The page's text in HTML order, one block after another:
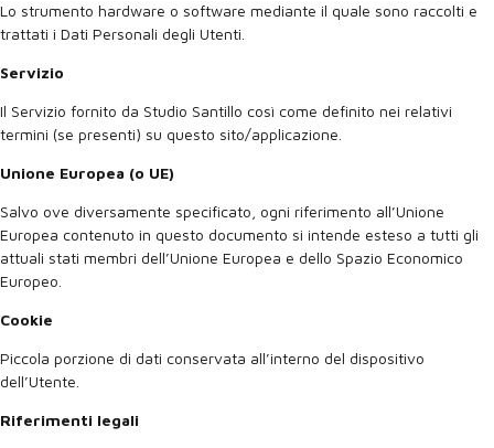
Lo strumento hardware o software mediante il quale sono raccolti e
trattati i Dati Personali degli Utenti.
Servizio
Il Servizio fornito da Studio Santillo così come definito nei relativi
termini (se presenti) su questo sito/applicazione.
Unione Europea (o UE)
Salvo ove diversamente specificato, ogni riferimento all’Unione
Europea contenuto in questo documento si intende esteso a tutti gli
attuali stati membri dell’Unione Europea e dello Spazio Economico
Europeo.
Cookie
Piccola porzione di dati conservata all’interno del dispositivo
dell’Utente.
Riferimenti legali